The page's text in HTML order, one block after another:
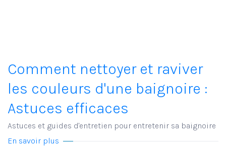
Comment nettoyer et raviver
les couleurs d'une baignoire :
Astuces efficaces
Astuces et guides d'entretien pour entretenir sa baignoire
En savoir plus